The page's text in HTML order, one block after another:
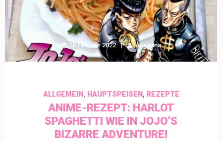
26 Februar 2022 Angelina
ALLGEMEIN, HAUPTSPEISEN, REZEPTE
ANIME-REZEPT: HARLOT
SPAGHETTI WIE IN JOJO’S
BIZARRE ADVENTURE!